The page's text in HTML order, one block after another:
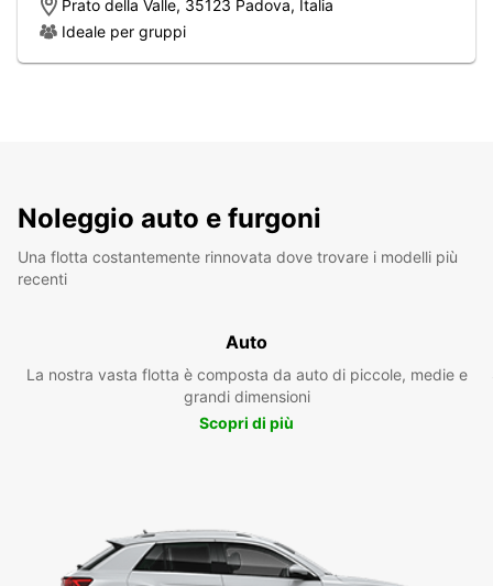
Prato della Valle, 35123 Padova, Italia
Ideale per gruppi
Noleggio auto e furgoni
Una flotta costantemente rinnovata dove trovare i modelli più
recenti
Auto
La nostra vasta flotta è composta da auto di piccole, medie e
grandi dimensioni
Scopri di più